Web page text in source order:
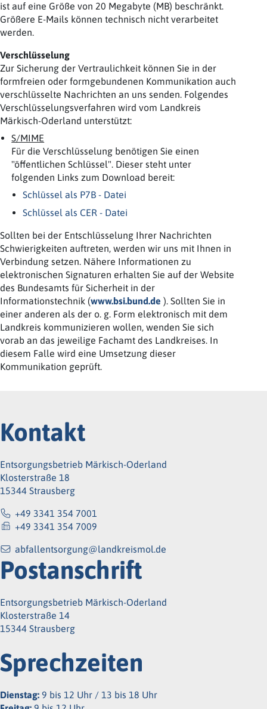
ist auf eine Größe von 20 Megabyte (MB) beschränkt.
Größere E-Mails können technisch nicht verarbeitet
werden.
Verschlüsselung
Zur Sicherung der Vertraulichkeit können Sie in der
formfreien oder formgebundenen Kommunikation auch
verschlüsselte Nachrichten an uns senden. Folgendes
Verschlüsselungsverfahren wird vom Landkreis
Märkisch-Oderland unterstützt:
S/MIME
Für die Verschlüsselung benötigen Sie einen
"öffentlichen Schlüssel". Dieser steht unter
folgenden Links zum Download bereit:
Schlüssel als P7B - Datei
Schlüssel als CER - Datei
Sollten bei der Entschlüsselung Ihrer Nachrichten
Schwierigkeiten auftreten, werden wir uns mit Ihnen in
Verbindung setzen. Nähere Informationen zu
elektronischen Signaturen erhalten Sie auf der Website
des Bundesamts für Sicherheit in der
Informationstechnik (www.bsi.bund.de ). Sollten Sie in
einer anderen als der o. g. Form elektronisch mit dem
Landkreis kommunizieren wollen, wenden Sie sich
vorab an das jeweilige Fachamt des Landkreises. In
diesem Falle wird eine Umsetzung dieser
Kommunikation geprüft.
Kontakt
Entsorgungsbetrieb Märkisch-Oderland
Klosterstraße 18
15344 Strausberg
+49 3341 354 7001
+49 3341 354 7009
abfallentsorgung@landkreismol.de
Postanschrift
Entsorgungsbetrieb Märkisch-Oderland
Klosterstraße 14
15344 Strausberg
Sprechzeiten
Dienstag: 9 bis 12 Uhr / 13 bis 18 Uhr